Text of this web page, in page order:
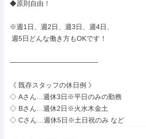
◆原則自由！
※週1日、週2日、週3日、週4日、
―――――――――――――
《 既存スタッフの休日例 》
◇ Aさん…週休3日※平日のみの勤務
◇ Bさん…週休2日※火水木金土
◇ Cさん…週休5日※土日祝のみ など